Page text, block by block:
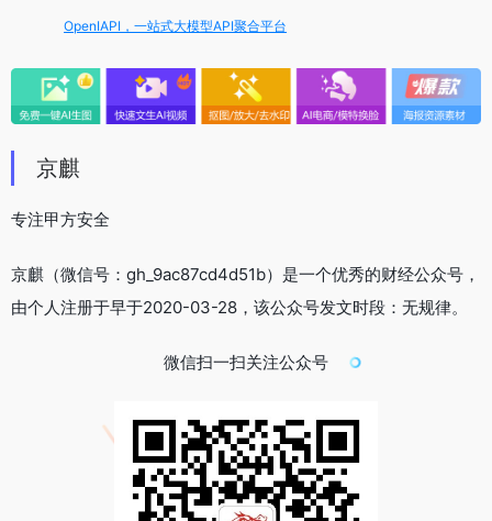
OpenIAPI，一站式大模型API聚合平台
京麒
专注甲方安全
京麒（微信号：gh_9ac87cd4d51b）是一个优秀的财经公众号，
由个人注册于早于2020-03-28，该公众号发文时段：无规律。
微信扫一扫关注公众号